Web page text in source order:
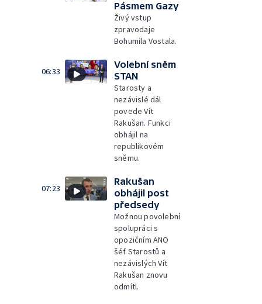
Pásmem Gazy
Živý vstup
zpravodaje
Bohumila Vostala.
06:33
Volební sněm
STAN
Starosty a
nezávislé dál
povede Vít
Rakušan. Funkci
obhájil na
republikovém
sněmu.
07:23
Rakušan
obhájil post
předsedy
Možnou povolební
spolupráci s
opozičním ANO
šéf Starostů a
nezávislých Vít
Rakušan znovu
odmítl.